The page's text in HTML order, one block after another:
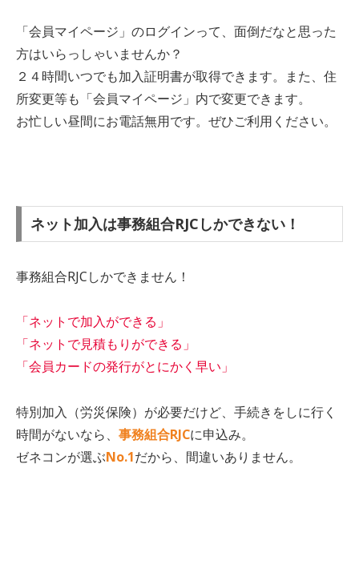
「会員マイページ」のログインって、面倒だなと思った
方はいらっしゃいませんか？
２４時間いつでも加入証明書が取得できます。また、住
所変更等も「会員マイページ」内で変更できます。
お忙しい昼間にお電話無用です。ぜひご利用ください。
ネット加入は事務組合RJCしかできない！
事務組合RJCしかできません！
「ネットで加入ができる」
「ネットで見積もりができる」
「会員カードの発行がとにかく早い」
特別加入（労災保険）が必要だけど、手続きをしに行く
時間がないなら、 事務組合RJCに申込み。
ゼネコンが選ぶNo.1だから、間違いありません。